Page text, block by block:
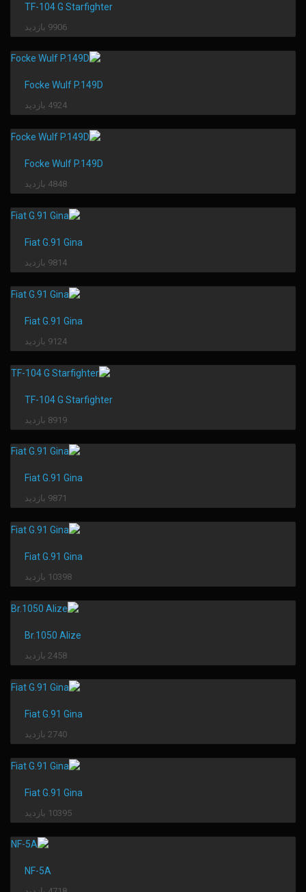
TF-104 G Starfighter
9906 بازدید
Focke Wulf P.149D
4924 بازدید
Focke Wulf P.149D
4848 بازدید
Fiat G.91 Gina
9814 بازدید
Fiat G.91 Gina
9124 بازدید
TF-104 G Starfighter
8919 بازدید
Fiat G.91 Gina
9871 بازدید
Fiat G.91 Gina
10398 بازدید
Br.1050 Alize
2458 بازدید
Fiat G.91 Gina
2740 بازدید
Fiat G.91 Gina
10395 بازدید
NF-5A